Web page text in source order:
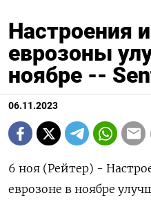
Настроения
еврозоны
ноябре --
06.11.2023
6 ноя (Рейтер) -
еврозоне в ноябре